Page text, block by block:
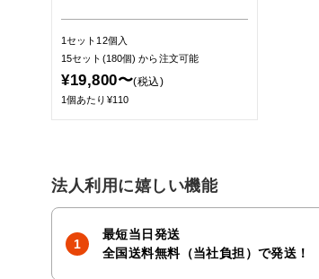
1セット12個入
15セット(180個)から注文可能
¥19,800〜(税込)
1個あたり¥110
法人利用に嬉しい機能
最短当日発送
全国送料無料（当社負担）で発送！